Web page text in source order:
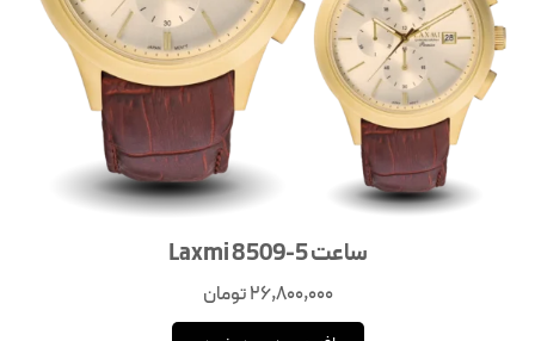
ساعت Laxmi 8509-5
26,800,000تومان